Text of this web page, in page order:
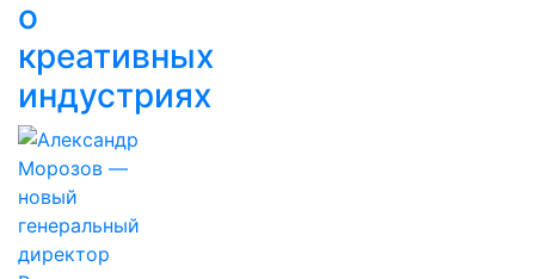
о
креативных
индустриях